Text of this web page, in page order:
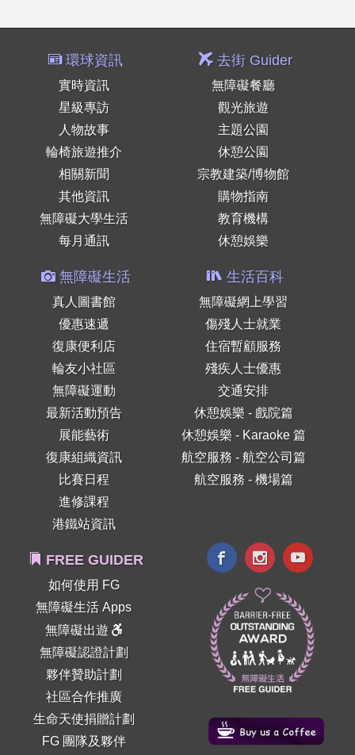
環球資訊
實時資訊
星級專訪
人物故事
輪椅旅遊推介
相關新聞
其他資訊
無障礙大學生活
每月通訊
去街 Guider
無障礙餐廳
觀光旅遊
主題公園
休憩公園
宗教建築/博物館
購物指南
教育機構
休憩娛樂
無障礙生活
真人圖書館
優惠速遞
復康便利店
輪友小社區
無障礙運動
最新活動預告
展能藝術
復康組織資訊
比賽日程
進修課程
港鐵站資訊
生活百科
無障礙網上學習
傷殘人士就業
住宿暫顧服務
殘疾人士優惠
交通安排
休憩娛樂 - 戲院篇
休憩娛樂 - Karaoke 篇
航空服務 - 航空公司篇
航空服務 - 機場篇
FREE GUIDER
如何使用 FG
無障礙生活 Apps
無障礙出遊
無障礙認證計劃
夥伴贊助計劃
社區合作推廣
生命天使捐贈計劃
FG 團隊及夥伴